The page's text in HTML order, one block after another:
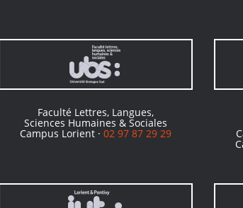
Faculté Lettres, Langues,
Sciences Humaines & Sociales
Campus Lorient · 02 97 87 29 29